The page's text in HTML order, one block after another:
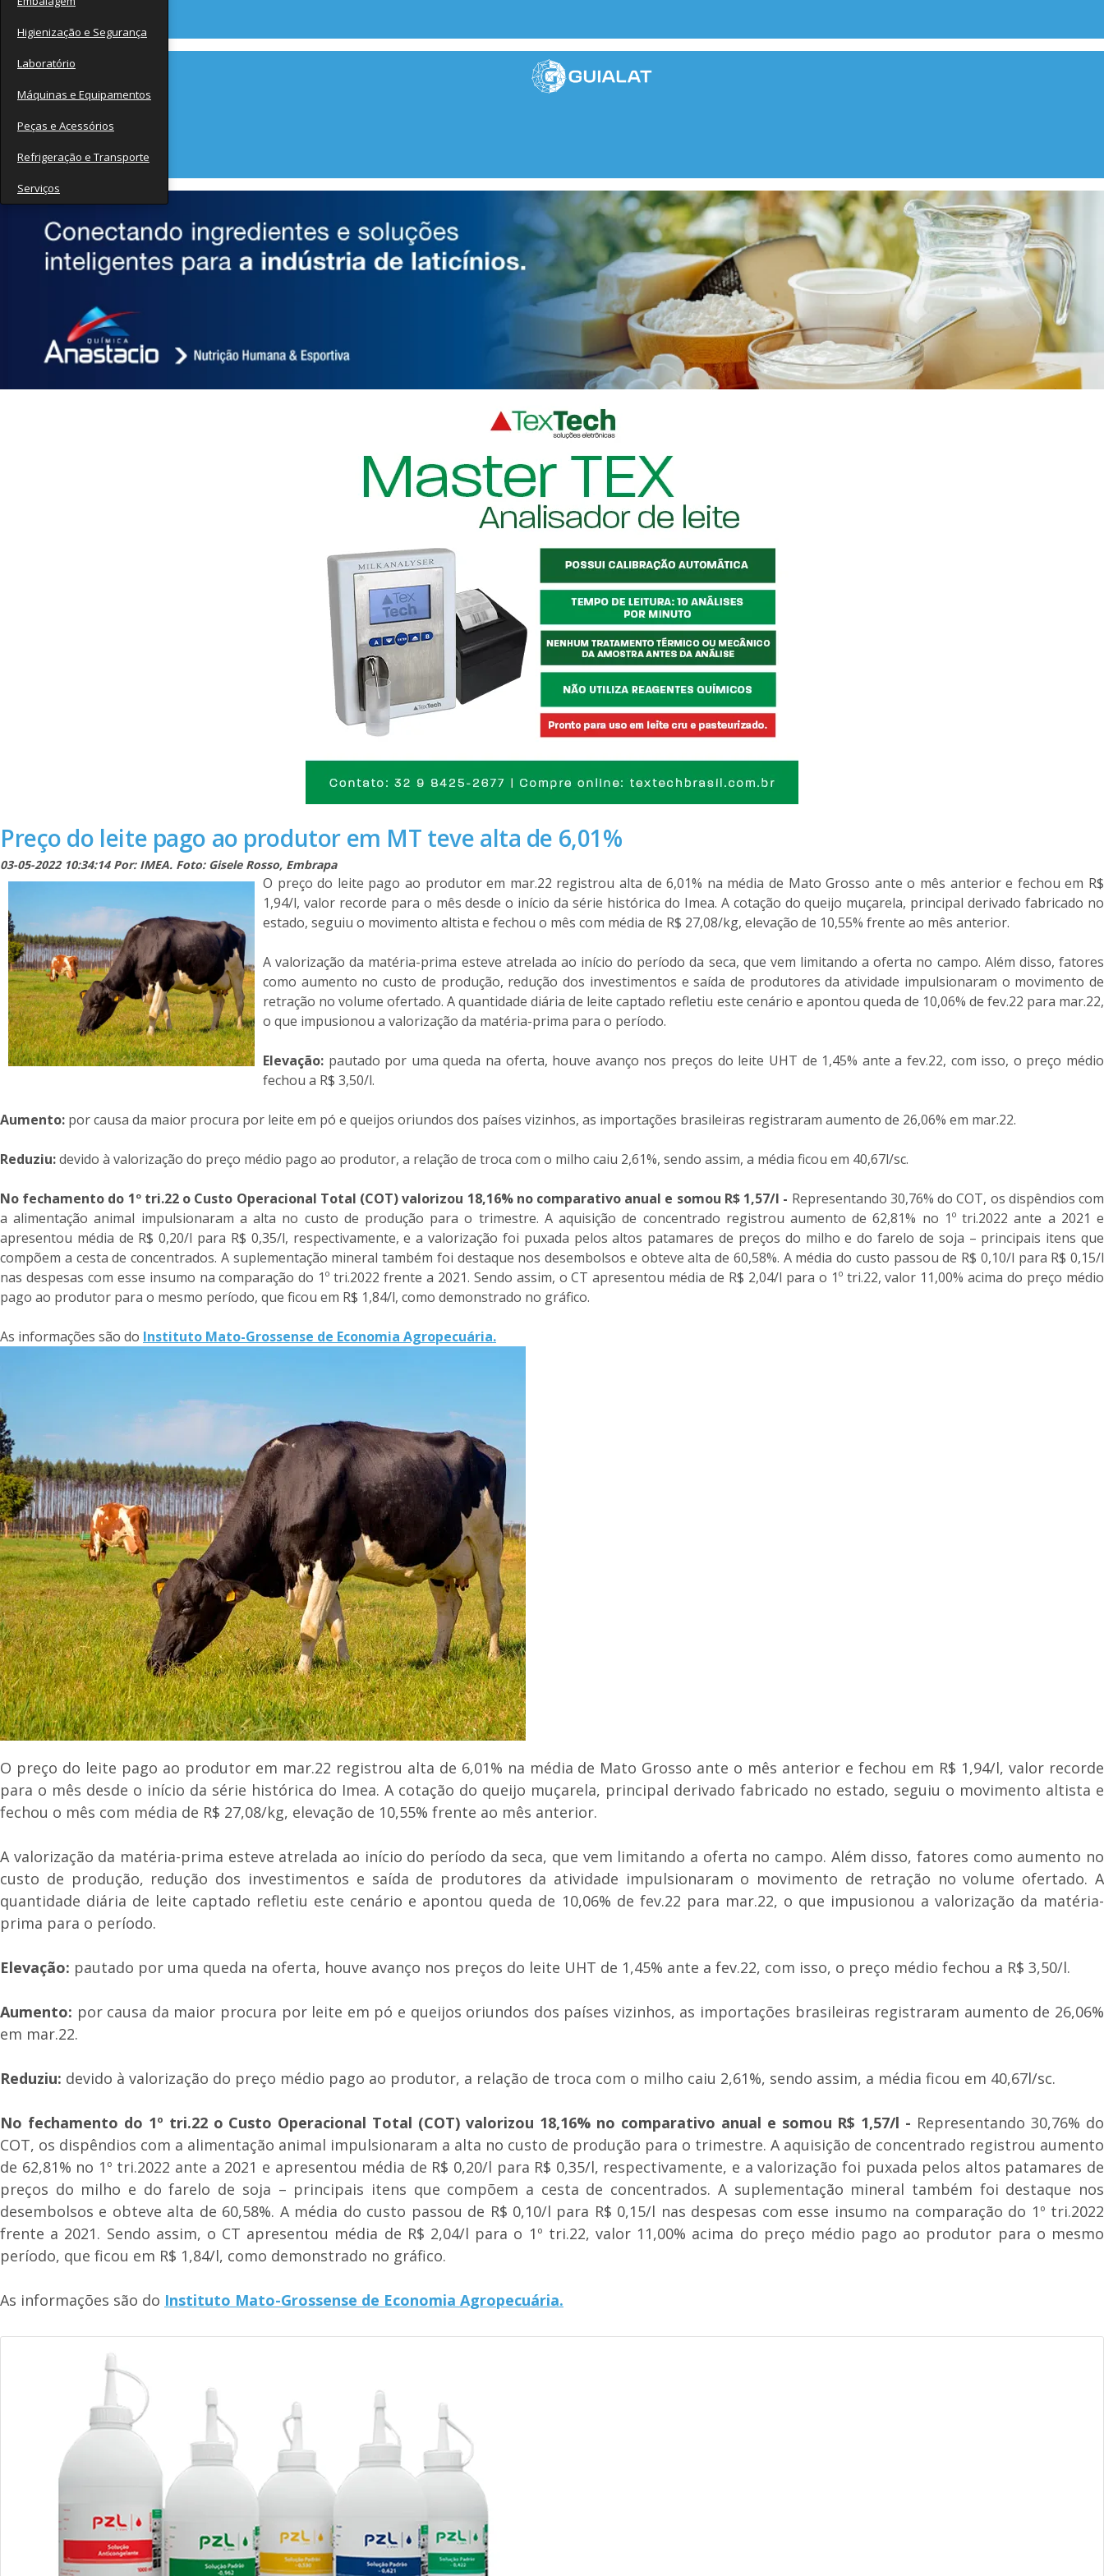
Higienização e Segurança
Laboratório
Máquinas e Equipamentos
Peças e Acessórios
Refrigeração e Transporte
Serviços
Preço do leite pago ao produtor em MT teve alta de 6,01%
03-05-2022 10:34:14 Por: IMEA. Foto: Gisele Rosso, Embrapa
O preço do leite pago ao produtor em mar.22 registrou alta de 6,01% na média de Mato Grosso ante o mês anterior e fechou em R$
1,94/l, valor recorde para o mês desde o início da série histórica do Imea. A cotação do queijo muçarela, principal derivado fabricado no
estado, seguiu o movimento altista e fechou o mês com média de R$ 27,08/kg, elevação de 10,55% frente ao mês anterior.
A valorização da matéria-prima esteve atrelada ao início do período da seca, que vem limitando a oferta no campo. Além disso, fatores
como aumento no custo de produção, redução dos investimentos e saída de produtores da atividade impulsionaram o movimento de
retração no volume ofertado. A quantidade diária de leite captado refletiu este cenário e apontou queda de 10,06% de fev.22 para mar.22,
o que impusionou a valorização da matéria-prima para o período.
Elevação: pautado por uma queda na oferta, houve avanço nos preços do leite UHT de 1,45% ante a fev.22, com isso, o preço médio
fechou a R$ 3,50/l.
Aumento: por causa da maior procura por leite em pó e queijos oriundos dos países vizinhos, as importações brasileiras registraram aumento de 26,06% em mar.22.
Reduziu:devido à valorização do preço médio pago ao produtor, a relação de troca com o milho caiu 2,61%, sendo assim, a média ficou em 40,67l/sc.
No fechamento do 1º tri.22 o Custo Operacional Total (COT) valorizou 18,16% no comparativo anual e somou R$ 1,57/l - Representando 30,76% do COT, os dispêndios com
a alimentação animal impulsionaram a alta no custo de produção para o trimestre. A aquisição de concentrado registrou aumento de 62,81% no 1º tri.2022 ante a 2021 e
apresentou média de R$ 0,20/l para R$ 0,35/l, respectivamente, e a valorização foi puxada pelos altos patamares de preços do milho e do farelo de soja – principais itens que
compõem a cesta de concentrados. A suplementação mineral também foi destaque nos desembolsos e obteve alta de 60,58%. A média do custo passou de R$ 0,10/l para R$ 0,15/l
nas despesas com esse insumo na comparação do 1º tri.2022 frente a 2021. Sendo assim, o CT apresentou média de R$ 2,04/l para o 1º tri.22, valor 11,00% acima do preço médio
pago ao produtor para o mesmo período, que ficou em R$ 1,84/l, como demonstrado no gráfico.
As informações são do Instituto Mato-Grossense de Economia Agropecuária.
O preço do leite pago ao produtor em mar.22 registrou alta de 6,01% na média de Mato Grosso ante o mês anterior e fechou em R$ 1,94/l, valor recorde
para o mês desde o início da série histórica do Imea. A cotação do queijo muçarela, principal derivado fabricado no estado, seguiu o movimento altista e
fechou o mês com média de R$ 27,08/kg, elevação de 10,55% frente ao mês anterior.
A valorização da matéria-prima esteve atrelada ao início do período da seca, que vem limitando a oferta no campo. Além disso, fatores como aumento no
custo de produção, redução dos investimentos e saída de produtores da atividade impulsionaram o movimento de retração no volume ofertado. A
quantidade diária de leite captado refletiu este cenário e apontou queda de 10,06% de fev.22 para mar.22, o que impusionou a valorização da matéria-
prima para o período.
Elevação: pautado por uma queda na oferta, houve avanço nos preços do leite UHT de 1,45% ante a fev.22, com isso, o preço médio fechou a R$ 3,50/l.
Aumento: por causa da maior procura por leite em pó e queijos oriundos dos países vizinhos, as importações brasileiras registraram aumento de 26,06%
em mar.22.
Reduziu: devido à valorização do preço médio pago ao produtor, a relação de troca com o milho caiu 2,61%, sendo assim, a média ficou em 40,67l/sc.
No fechamento do 1º tri.22 o Custo Operacional Total (COT) valorizou 18,16% no comparativo anual e somou R$ 1,57/l - Representando 30,76% do
COT, os dispêndios com a alimentação animal impulsionaram a alta no custo de produção para o trimestre. A aquisição de concentrado registrou aumento
de 62,81% no 1º tri.2022 ante a 2021 e apresentou média de R$ 0,20/l para R$ 0,35/l, respectivamente, e a valorização foi puxada pelos altos patamares de
preços do milho e do farelo de soja – principais itens que compõem a cesta de concentrados. A suplementação mineral também foi destaque nos
desembolsos e obteve alta de 60,58%. A média do custo passou de R$ 0,10/l para R$ 0,15/l nas despesas com esse insumo na comparação do 1º tri.2022
frente a 2021. Sendo assim, o CT apresentou média de R$ 2,04/l para o 1º tri.22, valor 11,00% acima do preço médio pago ao produtor para o mesmo
período, que ficou em R$ 1,84/l, como demonstrado no gráfico.
As informações são do Instituto Mato-Grossense de Economia Agropecuária.